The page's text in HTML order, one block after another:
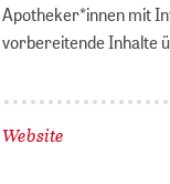
Apotheker*innen mit
vorbereitende Inhalte
Website